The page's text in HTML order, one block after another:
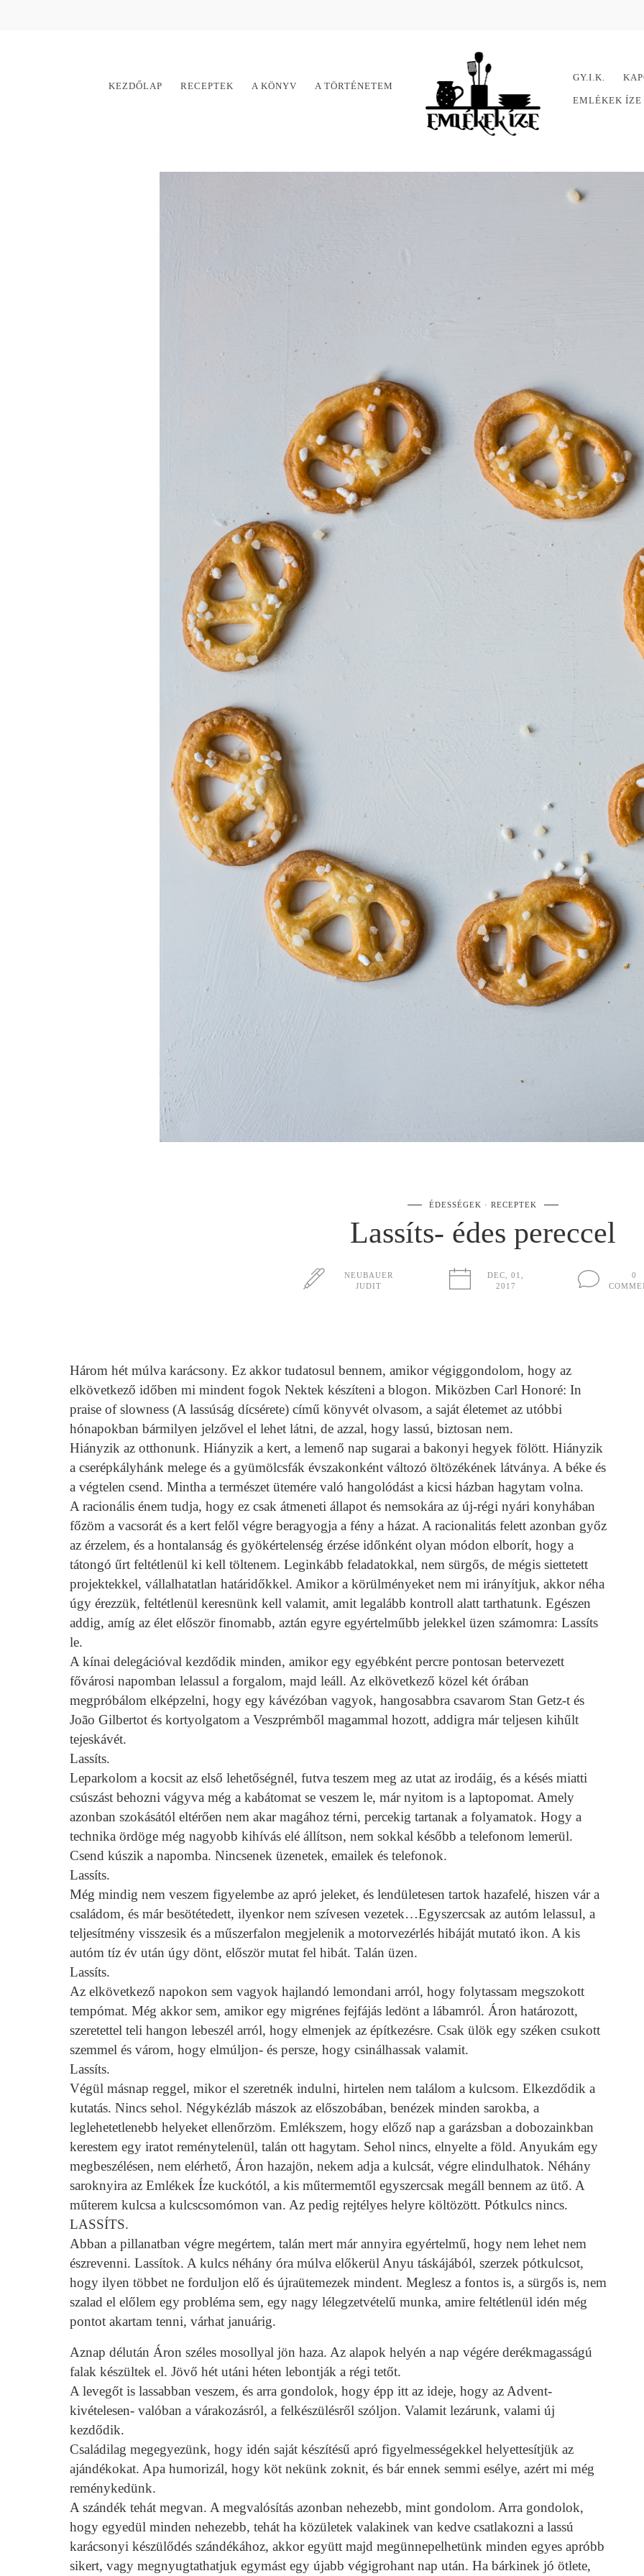
KEZDŐLAP RECEPTEK A KÖNYV A TÖRTÉNETEM
GY.I.K.
EMLÉKEK ÍZE
ÉDESSÉGEK RECEPTEK
Lassíts- édes pereccel
NEUBAUER
JUDIT
DEC, 01,
2017
0
Három hét múlva karácsony. Ez akkor tudatosul bennem, amikor végiggondolom, hogy az
elkövetkező időben mi mindent fogok Nektek készíteni a blogon. Miközben Carl Honoré: In
praise of slowness (A lassúság dícsérete) című könyvét olvasom, a saját életemet az utóbbi
hónapokban bármilyen jelzővel el lehet látni, de azzal, hogy lassú, biztosan nem.
Hiányzik az otthonunk. Hiányzik a kert, a lemenő nap sugarai a bakonyi hegyek fölött. Hiányzik
a cserépkályhánk melege és a gyümölcsfák évszakonként változó öltözékének látványa. A béke és
a végtelen csend. Mintha a természet ütemére való hangolódást a kicsi házban hagytam volna.
A racionális énem tudja, hogy ez csak átmeneti állapot és nemsokára az új-régi nyári konyhában
főzöm a vacsorát és a kert felől végre beragyogja a fény a házat. A racionalitás felett azonban győz
az érzelem, és a hontalanság és gyökértelenség érzése időnként olyan módon elborít, hogy a
tátongó űrt feltétlenül ki kell töltenem. Leginkább feladatokkal, nem sürgős, de mégis siettetett
projektekkel, vállalhatatlan határidőkkel. Amikor a körülményeket nem mi irányítjuk, akkor néha
úgy érezzük, feltétlenül keresnünk kell valamit, amit legalább kontroll alatt tarthatunk. Egészen
addig, amíg az élet először finomabb, aztán egyre egyértelműbb jelekkel üzen számomra: Lassíts
le.
A kínai delegációval kezdődik minden, amikor egy egyébként percre pontosan betervezett
fővárosi napomban lelassul a forgalom, majd leáll. Az elkövetkező közel két órában
megpróbálom elképzelni, hogy egy kávézóban vagyok, hangosabbra csavarom Stan Getz-t és
João Gilbertot és kortyolgatom a Veszprémből magammal hozott, addigra már teljesen kihűlt
tejeskávét.
Lassíts.
Leparkolom a kocsit az első lehetőségnél, futva teszem meg az utat az irodáig, és a késés miatti
csúszást behozni vágyva még a kabátomat se veszem le, már nyitom is a laptopomat. Amely
azonban szokásától eltérően nem akar magához térni, percekig tartanak a folyamatok. Hogy a
technika ördöge még nagyobb kihívás elé állítson, nem sokkal később a telefonom lemerül.
Csend kúszik a napomba. Nincsenek üzenetek, emailek és telefonok.
Lassíts.
Még mindig nem veszem figyelembe az apró jeleket, és lendületesen tartok hazafelé, hiszen vár a
családom, és már besötétedett, ilyenkor nem szívesen vezetek…Egyszercsak az autóm lelassul, a
teljesítmény visszesik és a műszerfalon megjelenik a motorvezérlés hibáját mutató ikon. A kis
autóm tíz év után úgy dönt, először mutat fel hibát. Talán üzen.
Lassíts.
Az elkövetkező napokon sem vagyok hajlandó lemondani arról, hogy folytassam megszokott
tempómat. Még akkor sem, amikor egy migrénes fejfájás ledönt a lábamról. Áron határozott,
szeretettel teli hangon lebeszél arról, hogy elmenjek az építkezésre. Csak ülök egy széken csukott
szemmel és várom, hogy elmúljon- és persze, hogy csinálhassak valamit.
Lassíts.
Végül másnap reggel, mikor el szeretnék indulni, hirtelen nem találom a kulcsom. Elkezdődik a
kutatás. Nincs sehol. Négykézláb mászok az előszobában, benézek minden sarokba, a
leglehetetlenebb helyeket ellenőrzöm. Emlékszem, hogy előző nap a garázsban a dobozainkban
kerestem egy iratot reménytelenül, talán ott hagytam. Sehol nincs, elnyelte a föld. Anyukám egy
megbeszélésen, nem elérhető, Áron hazajön, nekem adja a kulcsát, végre elindulhatok. Néhány
saroknyira az Emlékek Íze kuckótól, a kis műtermemtől egyszercsak megáll bennem az ütő. A
műterem kulcsa a kulcscsomómon van. Az pedig rejtélyes helyre költözött. Pótkulcs nincs.
LASSÍTS.
Abban a pillanatban végre megértem, talán mert már annyira egyértelmű, hogy nem lehet nem
észrevenni. Lassítok. A kulcs néhány óra múlva előkerül Anyu táskájából, szerzek pótkulcsot,
hogy ilyen többet ne forduljon elő és újraütemezek mindent. Meglesz a fontos is, a sürgős is, nem
szalad el előlem egy probléma sem, egy nagy lélegzetvételű munka, amire feltétlenül idén még
pontot akartam tenni, várhat januárig.
Aznap délután Áron széles mosollyal jön haza. Az alapok helyén a nap végére derékmagasságú
falak készültek el. Jövő hét utáni héten lebontják a régi tetőt.
A levegőt is lassabban veszem, és arra gondolok, hogy épp itt az ideje, hogy az Advent-
kivételesen- valóban a várakozásról, a felkészülésről szóljon. Valamit lezárunk, valami új
kezdődik.
Családilag megegyezünk, hogy idén saját készítésű apró figyelmességekkel helyettesítjük az
ajándékokat. Apa humorizál, hogy köt nekünk zoknit, és bár ennek semmi esélye, azért mi még
reménykedünk.
A szándék tehát megvan. A megvalósítás azonban nehezebb, mint gondolom. Arra gondolok,
hogy egyedül minden nehezebb, tehát ha közületek valakinek van kedve csatlakozni a lassú
karácsonyi készülődés szándékához, akkor együtt majd megünnepelhetünk minden egyes apróbb
sikert, vagy megnyugtathatjuk egymást egy újabb végigrohant nap után. Ha bárkinek jó ötlete,